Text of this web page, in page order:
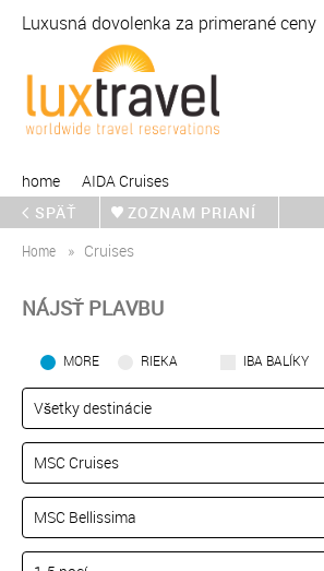
home AIDA Cruises
Luxusná dovolenka za primerané ceny
SPÄŤ
ZOZNAM PRIANÍ
Home
Cruises
NÁJSŤ PLAVBU
MORE RIEKA IBA BALÍKY